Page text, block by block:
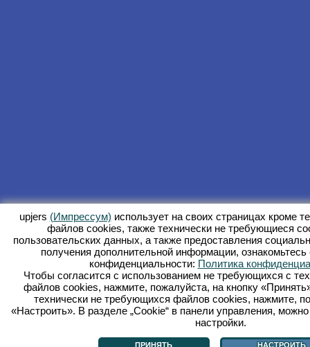
upjers (Импрессум) использует на своих страницах кроме
файлов сookies, также технически не требующиеся
пользовательских данных, а также предоставления
получения дополнительной информации,
конфиденциальности: Политика
Чтобы согласится с использованием не требующихся с
файлов cookies, нажмите, пожалуйста, на кнопку
технически не требующихся файлов cookies, нажмите,
«Настроить». В разделе „Cookie“ в панели управления,
настройки.
ПРИНЯТЬ НАСТРОИТЬ